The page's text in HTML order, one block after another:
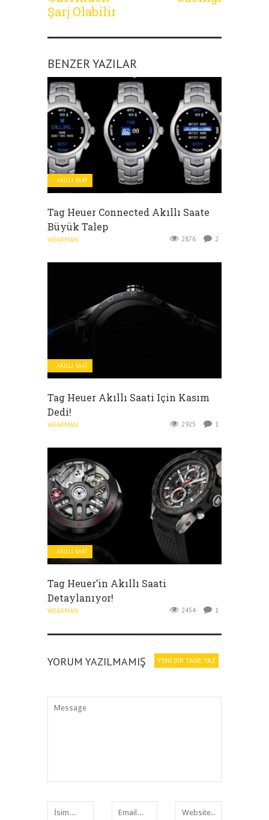
Şarj Olabilir
BENZER YAZILAR
AKILLI SAAT
Tag Heuer Connected Akıllı Saate
Büyük Talep
WEARMAN 2876 2
AKILLI SAAT
Tag Heuer Akıllı Saati Için Kasım
Dedi!
WEARMAN 2925 1
AKILLI SAAT
Tag Heuer’in Akıllı Saati
Detaylanıyor!
WEARMAN 2454 1
YORUM YAZILMAMIŞ YENI BIR TANE YAZ